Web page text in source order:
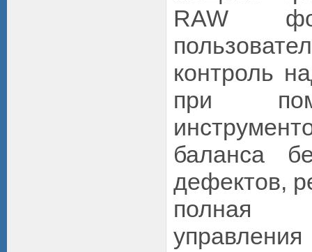
RAW
контроль
при
баланса
дефектов,